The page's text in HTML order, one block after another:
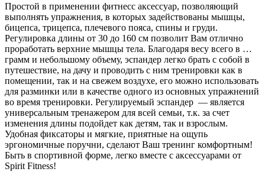
Простой в применении фитнесс аксессуар, позволяющий
выполнять упражнения, в которых задействованы мышцы,
бицепса, трицепса, плечевого пояса, спины и груди.
Регулировка длины от 30 до 160 см позволит Вам отлично
проработать верхние мышцы тела. Благодаря весу всего в …
грамм и небольшому объему, эспандер легко брать с собой в
путешествие, на дачу и проводить с ним тренировки как в
помещении, так и на свежем воздухе, его можно использовать
для разминки или в качестве одного из основных упражнений
во время тренировки. Регулируемый эспандер — является
универсальным тренажером для всей семьи, т.к. за счет
изменения длины подойдет как детям, так и взрослым.
Удобная фиксаторы и мягкие, приятные на ощупь
эргономичные поручни, сделают Ваш тренинг комфортным!
Быть в спортивной форме, легко вместе с аксессуарами от
Spirit Fitness!